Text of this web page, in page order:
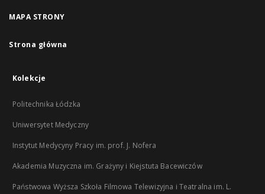
MAPA STRONY
Strona główna
Kolekcje
Politechnika Łódzka
Uniwersytet Medyczny
Instytut Medycyny Pracy im. prof. J. Nofera
Akademia Muzyczna im. Grażyny i Kiejstuta Bacewiczów
Państwowa Wyższa Szkoła Filmowa Telewizyjna i Teatralna im. L.